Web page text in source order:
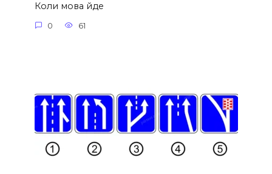
Коли мова йде
0 61